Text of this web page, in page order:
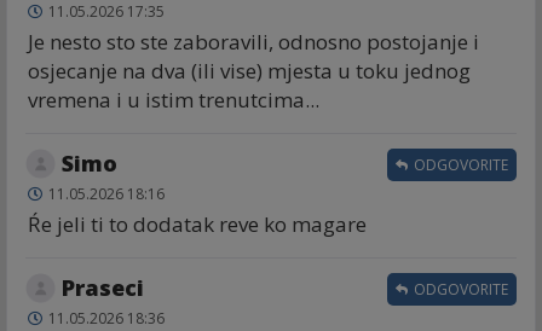
11.05.2026 17:35
Je nesto sto ste zaboravili, odnosno postojanje i
osjecanje na dva (ili vise) mjesta u toku jednog
vremena i u istim trenutcima...
Simo
11.05.2026 18:16
Ŕe jeli ti to dodatak reve ko magare
ODGOVORITE
Praseci
11.05.2026 18:36
ODGOVORITE